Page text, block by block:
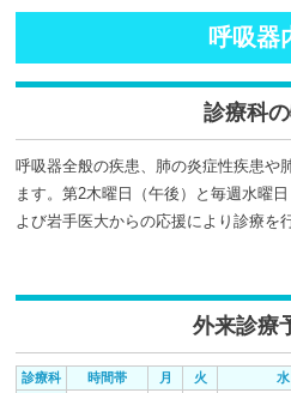
呼吸器
診療科
呼吸器全般の疾患、肺の炎症性疾患や
ます。第2木曜日（午後）と毎週水曜
よび岩手医大からの応援により診療を
外来診療
診療科 時間帯 月 火 水